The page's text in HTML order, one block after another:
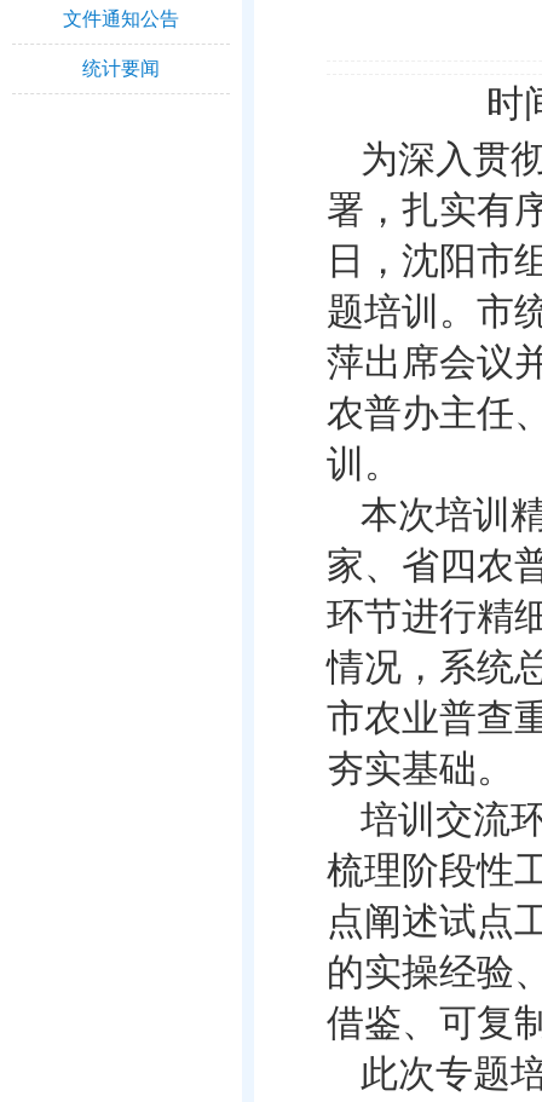
文件通知公告
统计要闻
时
为深入贯
署，扎实有
日，沈阳市
题培训。市
萍出席会议
农普办主任
训。
本次培训
家、省四农
环节进行精
情况，系统
市农业普查
夯实基础。
培训交流
梳理阶段性
点阐述试点
的实操经验
借鉴、可复
此次专题